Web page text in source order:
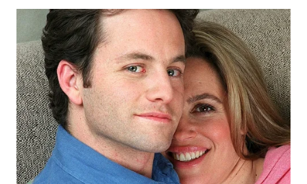
TINGGI
WN
PAKPAK
WN
KARAWANG
WN
BEKASI